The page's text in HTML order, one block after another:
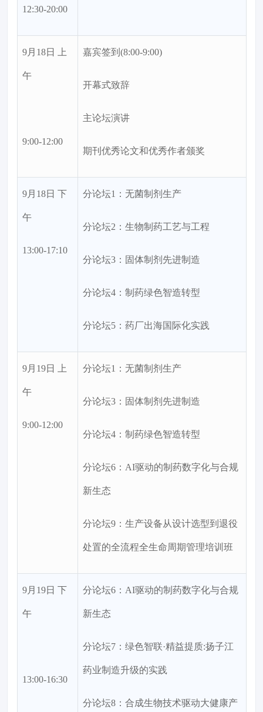
12:30-20:00
9月18日 上
午
9:00-12:00
嘉宾签到(8:00-9:00)
开幕式致辞
主论坛演讲
期刊优秀论文和优秀作者颁奖
9月18日 下
午
13:00-17:10
分论坛1：无菌制剂生产
分论坛2：生物制药工艺与工程
分论坛3：固体制剂先进制造
分论坛4：制药绿色智造转型
分论坛5：药厂出海国际化实践
9月19日 上
午
9:00-12:00
分论坛1：无菌制剂生产
分论坛3：固体制剂先进制造
分论坛4：制药绿色智造转型
分论坛6：AI驱动的制药数字化与合规
新生态
分论坛9：生产设备从设计选型到退役
处置的全流程全生命周期管理培训班
9月19日 下
午
13:00-16:30
分论坛6：AI驱动的制药数字化与合规
新生态
分论坛7：绿色智联·精益提质:扬子江
药业制造升级的实践
分论坛8：合成生物技术驱动大健康产